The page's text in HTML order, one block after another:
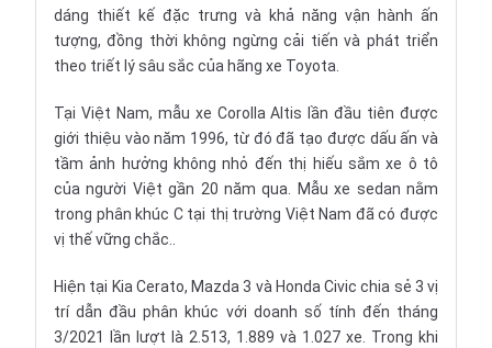
dáng thiết kế đặc trưng và khả năng vận hành ấn
tượng, đồng thời không ngừng cải tiến và phát triển
theo triết lý sâu sắc của hãng xe Toyota.
Tại Việt Nam, mẫu xe Corolla Altis lần đầu tiên được
giới thiệu vào năm 1996, từ đó đã tạo được dấu ấn và
tầm ảnh hưởng không nhỏ đến thị hiếu sắm xe ô tô
của người Việt gần 20 năm qua. Mẫu xe sedan nằm
trong phân khúc C tại thị trường Việt Nam đã có được
vị thế vững chắc..
Hiện tại Kia Cerato, Mazda 3 và Honda Civic chia sẻ 3 vị
trí dẫn đầu phân khúc với doanh số tính đến tháng
3/2021 lần lượt là 2.513, 1.889 và 1.027 xe. Trong khi